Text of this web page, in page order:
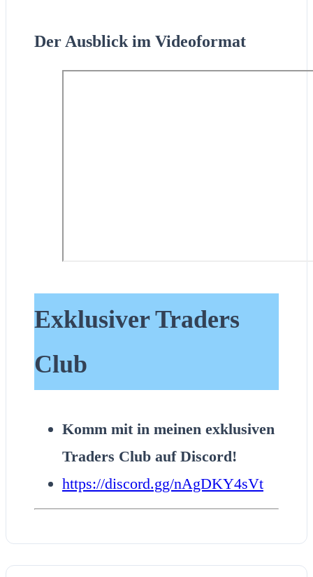
Der Ausblick im Videoformat
Exklusiver Traders
Club
Komm mit in meinen exklusiven
Traders Club auf Discord!
https://discord.gg/nAgDKY4sVt